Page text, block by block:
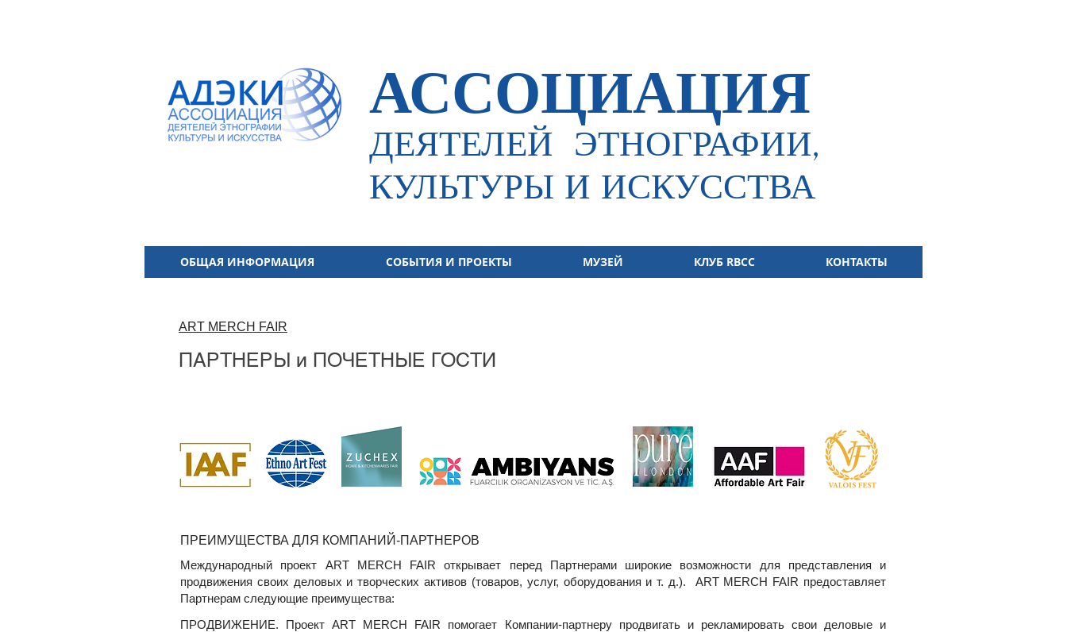
АССОЦИАЦИЯ
ДЕЯТЕЛЕЙ ЭТНОГРАФИИ,
КУЛЬТУРЫ И ИСКУССТВА
ОБЩАЯ ИНФОРМАЦИЯ СОБЫТИЯ И ПРОЕКТЫ МУЗЕЙ КЛУБ RBCC КОНТАКТЫ
ART MERCH FAIR
ПАРТНЕРЫ и ПОЧЕТНЫЕ ГОСТИ
ПРЕИМУЩЕСТВА ДЛЯ КОМПАНИЙ-ПАРТНЕРОВ
Международный проект ART MERCH FAIR открывает перед Партнерами широкие возможности для представления и
продвижения своих деловых и творческих активов (товаров, услуг, оборудования и т. д.). ART MERCH FAIR предоставляет
Партнерам следующие преимущества:
ПРОДВИЖЕНИЕ. Проект ART MERCH FAIR помогает Компании-партнеру продвигать и рекламировать свои деловые и